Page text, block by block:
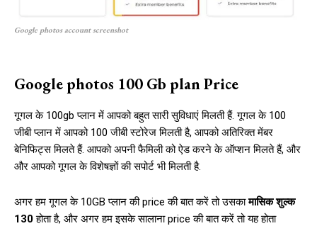
Google photos account screenshot
Google photos 100 Gb plan Price
गूगल के 100gb प्लान में आपको बहुत सारी सुविधाएं मिलती हैं. गूगल के 100
जीबी प्लान में आपको 100 जीबी स्टोरेज मिलती है, आपको अतिरिक्त मेंबर
बेनिफिट्स मिलते हैं. आपको अपनी फैमिली को ऐड करने के ऑप्शन मिलते हैं, और
और आपको गूगल के विशेषज्ञों की सपोर्ट भी मिलती है.
अगर हम गूगल के 10GB प्लान की price की बात करें तो उसकामासिक शुल्क
₹130होता है, और अगर हम इसके सालाना price की बात करें तो यह होता